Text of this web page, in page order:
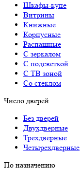
Шкафы-купе
Витрины
Книжные
Корпусные
Распашные
С зеркалом
С подсветкой
С ТВ зоной
Со стеклом
Число дверей
Без дверей
Двухдверные
Трехдверные
Четырехдверные
По назначению